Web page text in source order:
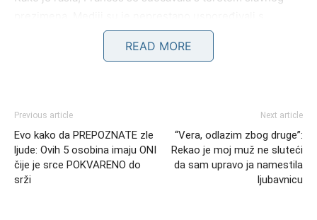
roditeljima, iako je ona željela živjeti vlastiti život.
Zahvaljujući očevim autorskim pravima na glazbu Nirvane,
Prihodi su joj omogućili udobnost, ali ne i mir.
Često je isticala kakonasljedstvo može biti i
, jer je donosilo neželjenu pažnju i
READ MORE
Previous article
Evo kako da PREPOZNATE zle
ljude: Ovih 5 osobina imaju ONI
čije je srce POKVARENO do
srži
Next article
“Vera, odlazim zbog druge”:
Rekao je moj muž ne sluteći
da sam upravo ja namestila
ljubavnicu